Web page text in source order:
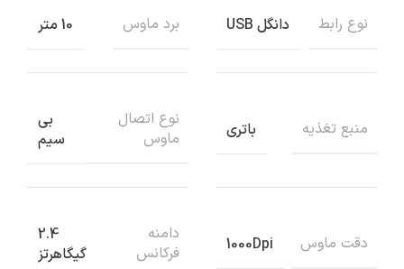
نوع رابط دانگل USB برد ماوس 10 متر
منبع تغذیه باتری
نوع اتصال
ماوس
بی
سیم
دقت ماوس 1000Dpi
دامنه
فرکانس
2.4
گیگاهرتز